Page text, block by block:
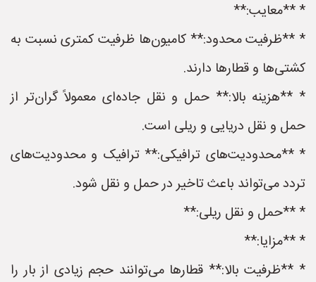
* **معایب:**
* **ظرفیت محدود:** کامیون‌ها ظرفیت کمتری نسبت به
کشتی‌ها و قطارها دارند.
* **هزینه بالا:** حمل و نقل جاده‌ای معمولاً گران‌تر از
حمل و نقل دریایی و ریلی است.
* **محدودیت‌های ترافیکی:** ترافیک و محدودیت‌های
تردد می‌تواند باعث تاخیر در حمل و نقل شود.
* **حمل و نقل ریلی:**
* **مزایا:**
* **ظرفیت بالا:** قطارها می‌توانند حجم زیادی از بار را